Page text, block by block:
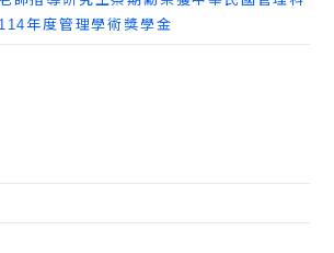
年度管理學術獎學金